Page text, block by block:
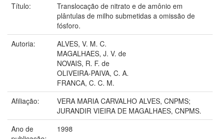
Título:
Translocação de nitrato e de amônio em
plântulas de milho submetidas a omissão de
fósforo.
Autoria:
ALVES, V. M. C.
MAGALHAES, J. V. de
NOVAIS, R. F. de
OLIVEIRA-PAIVA, C. A.
FRANCA, C. C. M.
Afiliação:
VERA MARIA CARVALHO ALVES, CNPMS;
JURANDIR VIEIRA DE MAGALHAES, CNPMS.
Ano de
1998